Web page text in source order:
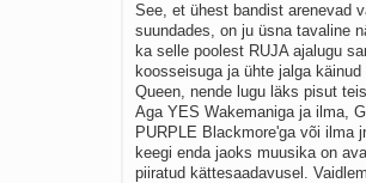
See, et ühest bandist arenevad
suundades, on ju üsna tavaline
ka selle poolest RUJA ajalugu
koosseisuga ja ühte jalga
Queen, nende lugu läks pisut
Aga YES Wakemaniga ja ilma,
PURPLE Blackmore'ga või ilma
keegi enda jaoks muusika on
piiratud kättesaadavusel.